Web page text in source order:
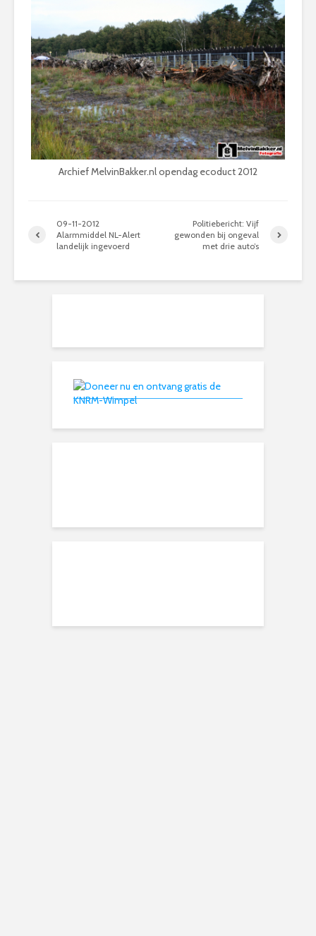
Archief MelvinBakker.nl opendag ecoduct 2012
09-11-2012
Alarmmiddel NL-Alert
landelijk ingevoerd
Politiebericht: Vijf
gewonden bij ongeval
met drie auto’s